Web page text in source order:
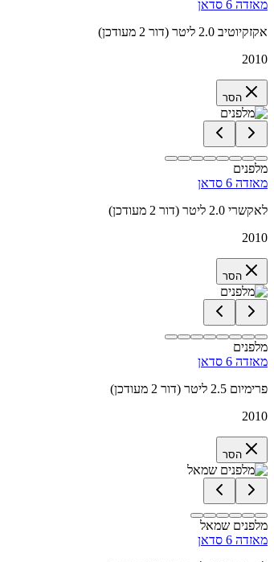
מאזדה 6 סדאן
אקזקיוטיב 2.0 ליטר (דור 2 מעודכן)
2010
הסר
מלפנים
מאזדה 6 סדאן
לאקשרי 2.0 ליטר (דור 2 מעודכן)
2010
הסר
מלפנים
מאזדה 6 סדאן
פרימיום 2.5 ליטר (דור 2 מעודכן)
2010
הסר
מלפנים שמאל
מאזדה 6 סדאן